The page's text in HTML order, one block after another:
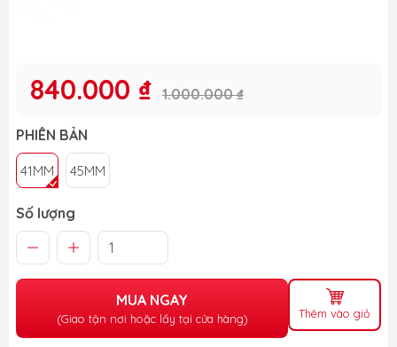
840.000 ₫ 1.000.000 ₫
PHIÊN BẢN
41MM 45MM
Số lượng
MUA NGAY
(Giao tận nơi hoặc lấy tại cửa hàng) Thêm vào giỏ